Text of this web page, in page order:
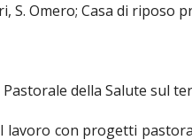
S. Omero; Casa di riposo
Pastorale della Salute sul
lavoro con progetti